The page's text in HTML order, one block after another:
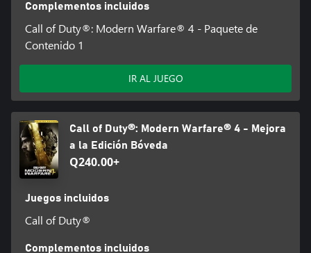
Complementos incluidos
Call of Duty®: Modern Warfare® 4 - Paquete de
Contenido 1
IR AL JUEGO
Call of Duty®: Modern Warfare® 4 - Mejora
a la Edición Bóveda
Q240.00+
Juegos incluidos
Call of Duty®
Complementos incluidos